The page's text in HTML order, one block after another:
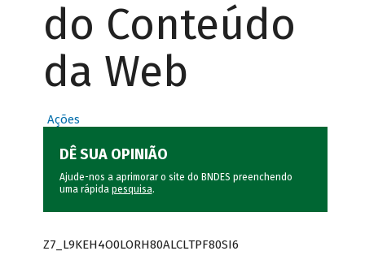
do Conteúdo
da Web
Ações
DÊ SUA OPINIÃO
Ajude-nos a aprimorar o site do BNDES preenchendo
uma rápida pesquisa.
Z7_L9KEH4O0LORH80ALCLTPF80SI6